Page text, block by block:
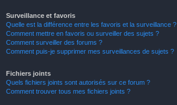
Surveillance et favoris
Quelle est la différence entre les favoris et la surveillance ?
Comment mettre en favoris ou surveiller des sujets ?
Comment surveiller des forums ?
Comment puis-je supprimer mes surveillances de sujets ?
Fichiers joints
Quels fichiers joints sont autorisés sur ce forum ?
Comment trouver tous mes fichiers joints ?